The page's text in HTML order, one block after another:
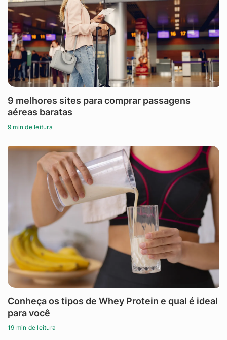
9 melhores sites para comprar passagens
aéreas baratas
9 min de leitura
Conheça os tipos de Whey Protein e qual é ideal
para você
19 min de leitura